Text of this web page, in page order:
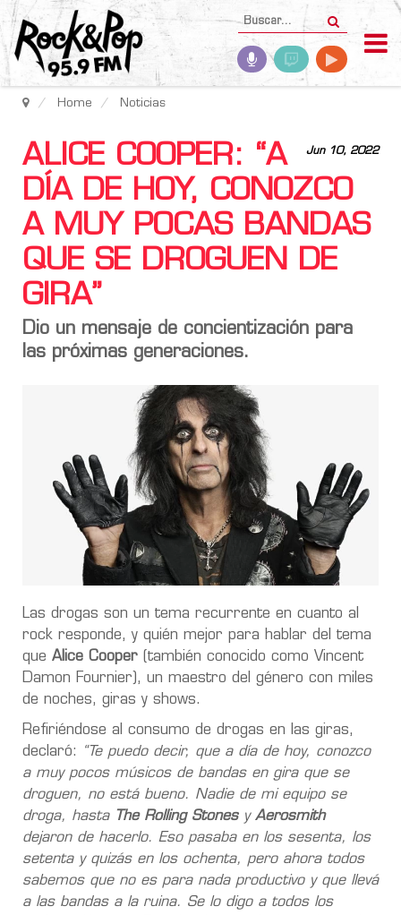
Home Noticias
Jun 10, 2022
ALICE COOPER: “A
DÍA DE HOY, CONOZCO
A MUY POCAS BANDAS
QUE SE DROGUEN DE
GIRA”
Dio un mensaje de concientización para
las próximas generaciones.
Las drogas son un tema recurrente en cuanto al
rock responde, y quién mejor para hablar del tema
que Alice Cooper (también conocido como Vincent
Damon Fournier), un maestro del género con miles
de noches, giras y shows.
Refiriéndose al consumo de drogas en las giras,
declaró:
“Te puedo decir, que a día de hoy, conozco
a muy pocos músicos de bandas en gira que se
droguen, no está bueno. Nadie de mi equipo se
droga, hasta The Rolling Stonesy Aerosmith
dejaron de hacerlo. Eso pasaba en los sesenta, los
setenta y quizás en los ochenta, pero ahora todos
sabemos que no es para nada productivo y que llevá
a las bandas a la ruina. Se lo digo a todos los